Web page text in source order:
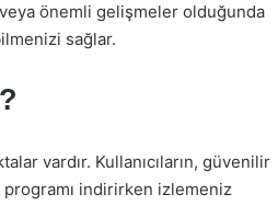
önemli gelişmeler olduğunda
sağlar.
vardır. Kullanıcıların, güvenilir
programı indirirken izlemeniz